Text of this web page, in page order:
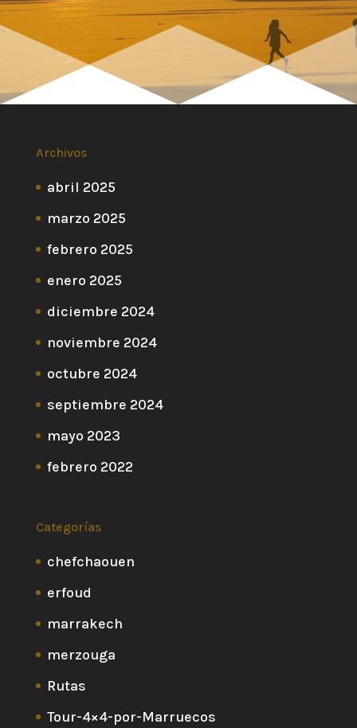
Archivos
abril 2025
marzo 2025
febrero 2025
enero 2025
diciembre 2024
noviembre 2024
octubre 2024
septiembre 2024
mayo 2023
febrero 2022
Categorías
chefchaouen
erfoud
marrakech
merzouga
Rutas
Tour-4×4-por-Marruecos